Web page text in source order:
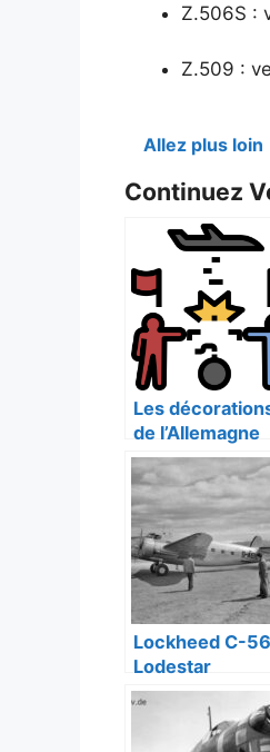
Z.506S :
Z.509 :
Allez plus loin
Continuez
Les
de l’Allemagne
nazie
Lockheed C-56
Lodestar